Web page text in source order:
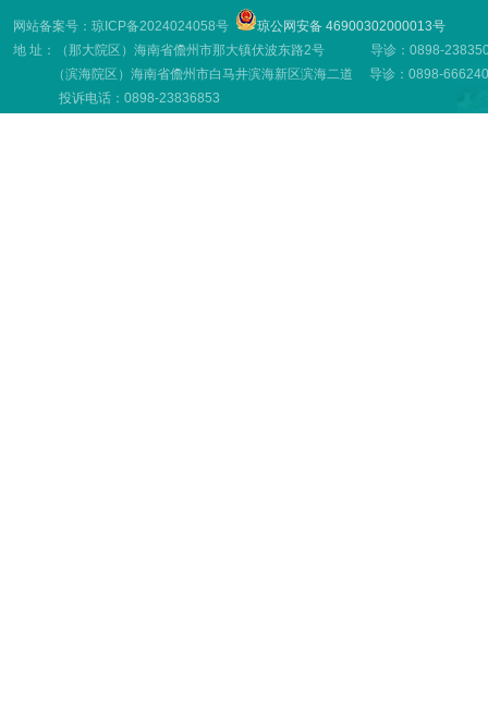
网站备案号：琼ICP备2024024058号
琼公网安备 46900302000013号
地 址：（那大院区）海南省儋州市那大镇伏波东路2号 导诊：0898-
（滨海院区）海南省儋州市白马井滨海新区滨海二道 导诊：0898-
投诉电话：0898-23836853